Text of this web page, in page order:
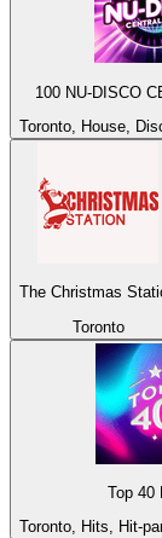
100 NU-DISCO
Toronto, House,
The Christmas
Toronto
Top 40
Toronto, Hits, Hit-